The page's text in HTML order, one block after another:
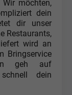
möchten,
dein
dir unser
Restaurants,
wird an
Bringservice
geh auf
dein